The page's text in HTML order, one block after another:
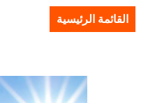
القائمة الرئيسية